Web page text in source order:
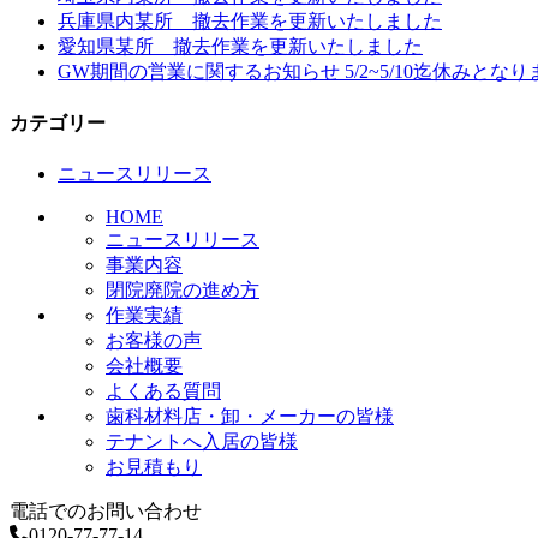
兵庫県内某所 撤去作業を更新いたしました
愛知県某所 撤去作業を更新いたしました
GW期間の営業に関するお知らせ 5/2~5/10迄休みとなり
カテゴリー
ニュースリリース
HOME
ニュースリリース
事業内容
閉院廃院の進め方
作業実績
お客様の声
会社概要
よくある質問
歯科材料店・卸・メーカーの皆様
テナントへ入居の皆様
お見積もり
電話でのお問い合わせ